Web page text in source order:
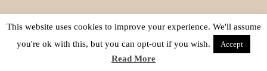
This website uses cookies to improve your experience. We'll assume
you're ok with this, but you can opt-out if you wish.
Accept
Read More